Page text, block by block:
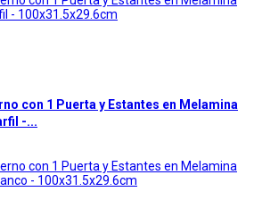
con 1 Puerta y Estantes en Melamina
-...